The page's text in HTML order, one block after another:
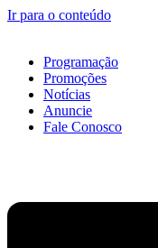
Ir para o conteúdo
Programação
Promoções
Notícias
Anuncie
Fale Conosco